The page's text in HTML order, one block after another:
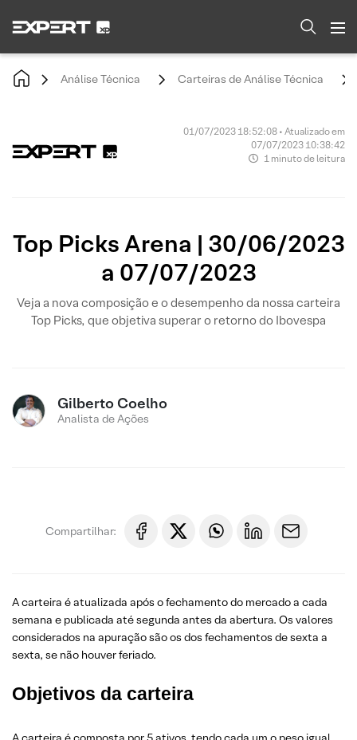
Análise Técnica Carteiras de Análise Técnica
01/07/2023 18:52:08 • Atualizado em
07/07/2023 10:38:42
1 minuto de leitura
Top Picks Arena | 30/06/2023
a 07/07/2023
Veja a nova composição e o desempenho da nossa carteira
Top Picks, que objetiva superar o retorno do Ibovespa
Gilberto Coelho
Analista de Ações
Compartilhar:
A carteira é atualizada após o fechamento do mercado a cada
semana e publicada até segunda antes da abertura. Os valores
considerados na apuração são os dos fechamentos de sexta a
sexta, se não houver feriado.
Objetivos da carteira